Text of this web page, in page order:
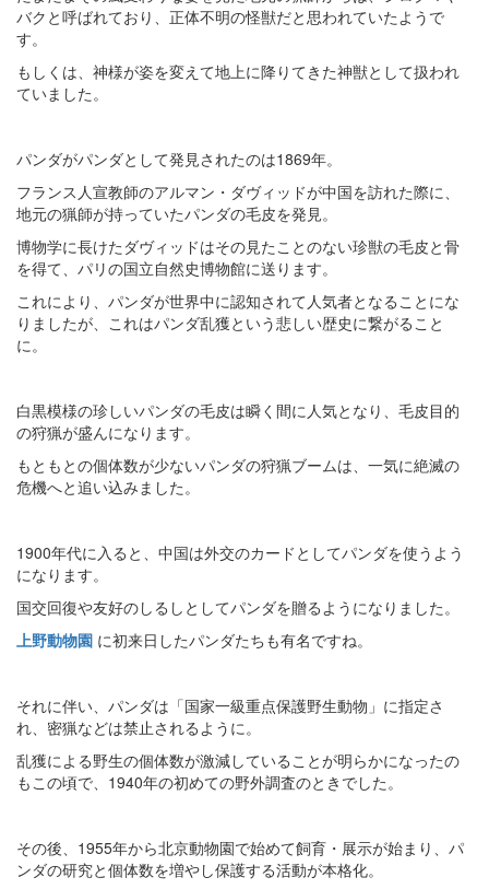
バクと呼ばれており、正体不明の怪獣だと思われていたようで
す。
もしくは、神様が姿を変えて地上に降りてきた神獣として扱われ
ていました。
パンダがパンダとして発見されたのは1869年。
フランス人宣教師のアルマン・ダヴィッドが中国を訪れた際に、
地元の猟師が持っていたパンダの毛皮を発見。
博物学に長けたダヴィッドはその見たことのない珍獣の毛皮と骨
を得て、パリの国立自然史博物館に送ります。
これにより、パンダが世界中に認知されて人気者となることにな
りましたが、これはパンダ乱獲という悲しい歴史に繋がること
に。
白黒模様の珍しいパンダの毛皮は瞬く間に人気となり、毛皮目的
の狩猟が盛んになります。
もともとの個体数が少ないパンダの狩猟ブームは、一気に絶滅の
危機へと追い込みました。
1900年代に入ると、中国は外交のカードとしてパンダを使うよう
になります。
国交回復や友好のしるしとしてパンダを贈るようになりました。
上野動物園 に初来日したパンダたちも有名ですね。
それに伴い、パンダは「国家一級重点保護野生動物」に指定さ
れ、密猟などは禁止されるように。
乱獲による野生の個体数が激減していることが明らかになったの
もこの頃で、1940年の初めての野外調査のときでした。
その後、1955年から北京動物園で始めて飼育・展示が始まり、パ
ンダの研究と個体数を増やし保護する活動が本格化。